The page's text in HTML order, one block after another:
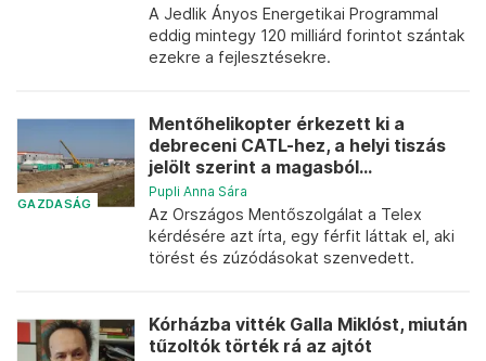
A Jedlik Ányos Energetikai Programmal
eddig mintegy 120 milliárd forintot szántak
ezekre a fejlesztésekre.
GAZDASÁG
Mentőhelikopter érkezett ki a
debreceni CATL-hez, a helyi tiszás
jelölt szerint a magasból...
Pupli Anna Sára
Az Országos Mentőszolgálat a Telex
kérdésére azt írta, egy férfit láttak el, aki
törést és zúzódásokat szenvedett.
Kórházba vitték Galla Miklóst, miután
tűzoltók törték rá az ajtót